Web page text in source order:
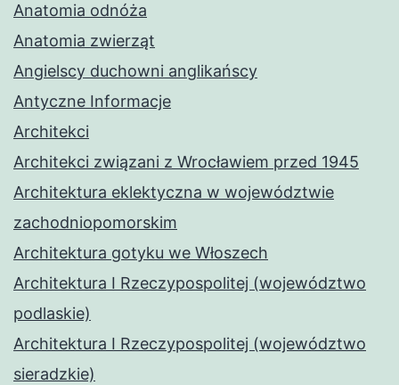
Anatomia odnóża
Anatomia zwierząt
Angielscy duchowni anglikańscy
Antyczne Informacje
Architekci
Architekci związani z Wrocławiem przed 1945
Architektura eklektyczna w województwie
zachodniopomorskim
Architektura gotyku we Włoszech
Architektura I Rzeczypospolitej (województwo
podlaskie)
Architektura I Rzeczypospolitej (województwo
sieradzkie)